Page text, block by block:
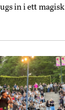
in i ett magisk